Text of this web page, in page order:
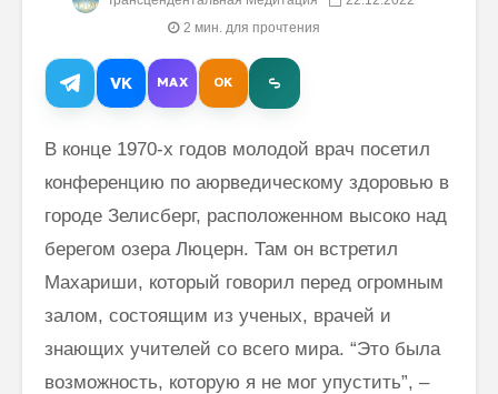
2 мин. для прочтения
VK MAX OK
В конце 1970-х годов молодой врач посетил
конференцию по аюрведическому здоровью в
городе Зелисберг, расположенном высоко над
берегом озера Люцерн. Там он встретил
Махариши, который говорил перед огромным
залом, состоящим из ученых, врачей и
знающих учителей со всего мира. “Это была
возможность, которую я не мог упустить”, –
соответственно
моменту и
окружению
Махариши
Махеш Йоги:
“Неправильное
толкование Вед,
Упанишад,
Гиты, всей этой
философии
говорим
“Джайя
Дэв)
такое
Махеш